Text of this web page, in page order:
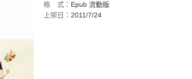
格
式： Epub 流動版
上架日： 2011/7/24